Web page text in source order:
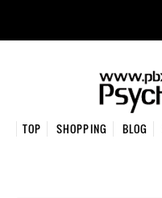
TOP SHOPPING BLOG